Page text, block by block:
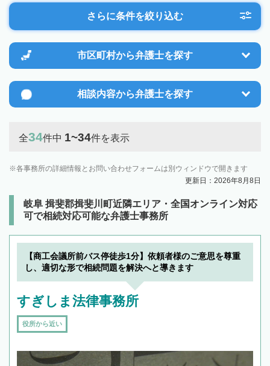
さらに条件を絞り込む
市区町村から弁護士を探す
相談内容から弁護士を探す
全34件中 1~34件を表示
各事務所の詳細情報とお問い合わせフォームは別ウィンドウで開きます
更新日：2026年8月8日
岐阜 揖斐郡揖斐川町近隣エリア・全国オンライン対応
可で相続対応可能な弁護士事務所
【商工会議所前バス停徒歩1分】依頼者様のご意思を尊重
し、適切な形で相続問題を解決へと導きます
すぎしま法律事務所
役所から近い